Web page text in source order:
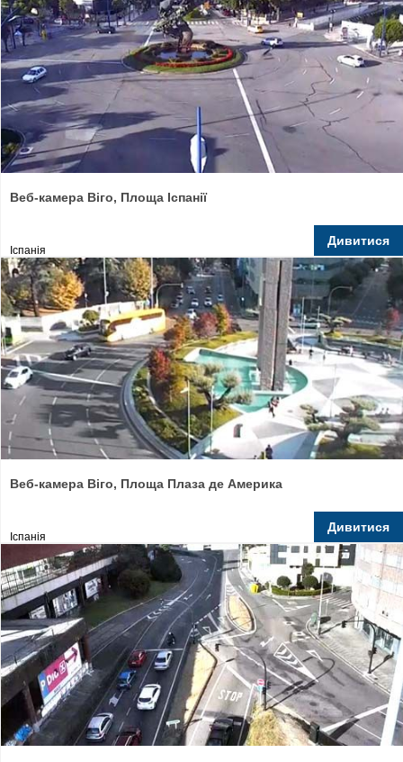
Веб-камера Віго, Площа Іспанії
Іспанія
Дивитися
Веб-камера Віго, Площа Плаза де Америка
Іспанія
Дивитися